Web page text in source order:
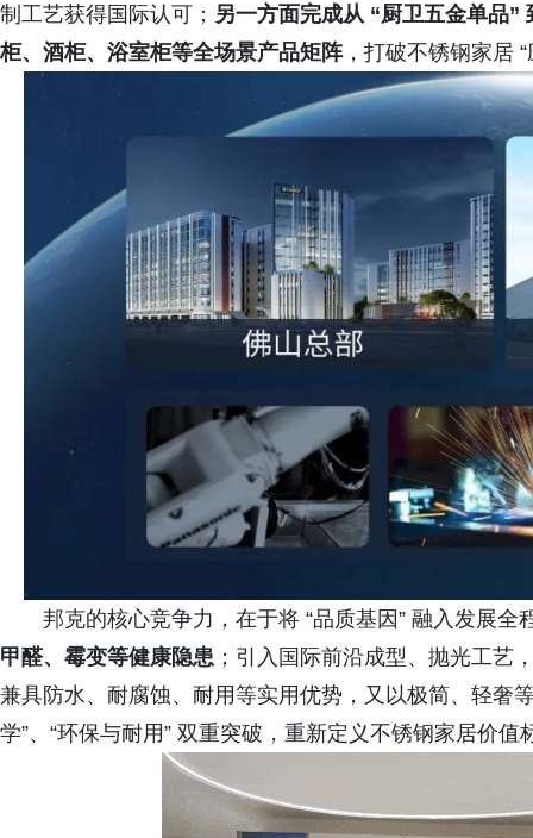
制工艺获得国际认可； 另一方面完成从 “厨卫五金单品”
柜、酒柜、浴室柜等全场景产品矩阵，打破不锈钢家居
邦克的核心竞争力，在于将 “品质基因” 融入发展全
甲醛、霉变等健康隐患 ；引入国际前沿成型、抛光工艺
兼具防水、耐腐蚀、耐用等实用优势，又以极简、轻奢
学”、“环保与耐用” 双重突破，重新定义不锈钢家居价值